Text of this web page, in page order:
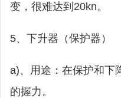
变，很难达到20kn。
5、下升器（保护器）
a)、用途：在保护和下
的握力。